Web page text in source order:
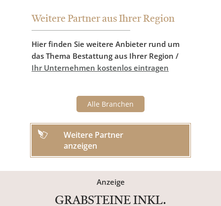
Weitere Partner aus Ihrer Region
Hier finden Sie weitere Anbieter rund um
das Thema Bestattung aus Ihrer Region /
Ihr Unternehmen kostenlos eintragen
Alle Branchen
Weitere Partner
anzeigen
Anzeige
GRABSTEINE INKL.